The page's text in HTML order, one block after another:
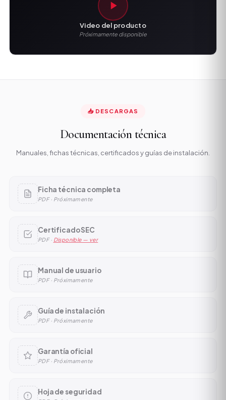
Video del producto
Próximamente disponible
📥 DESCARGAS
Documentación técnica
Manuales, fichas técnicas, certificados y guías de instalación.
Ficha técnica completa
PDF · Próximamente
Certificado SEC
PDF · Disponible — ver
Manual de usuario
PDF · Próximamente
Guía de instalación
PDF · Próximamente
Garantía oficial
PDF · Próximamente
Hoja de seguridad